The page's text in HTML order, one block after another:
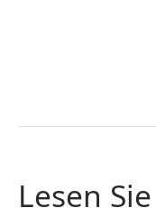
Lesen